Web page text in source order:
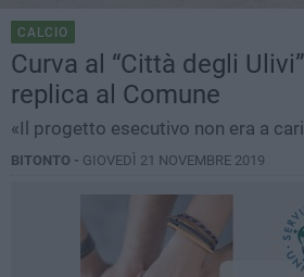
CALCIO
Curva al “Città degli
replica al Comune
«Il progetto esecutivo non era a
BITONTO - GIOVEDÌ 21 NOVEMBRE 2019